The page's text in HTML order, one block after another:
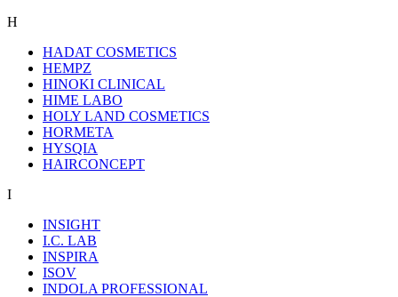
H
HADAT COSMETICS
HEMPZ
HINOKI CLINICAL
HIME LABO
HOLY LAND COSMETICS
HORMETA
HYSQIA
HAIRCONCEPT
I
INSIGHT
I.C. LAB
INSPIRA
ISOV
INDOLA PROFESSIONAL